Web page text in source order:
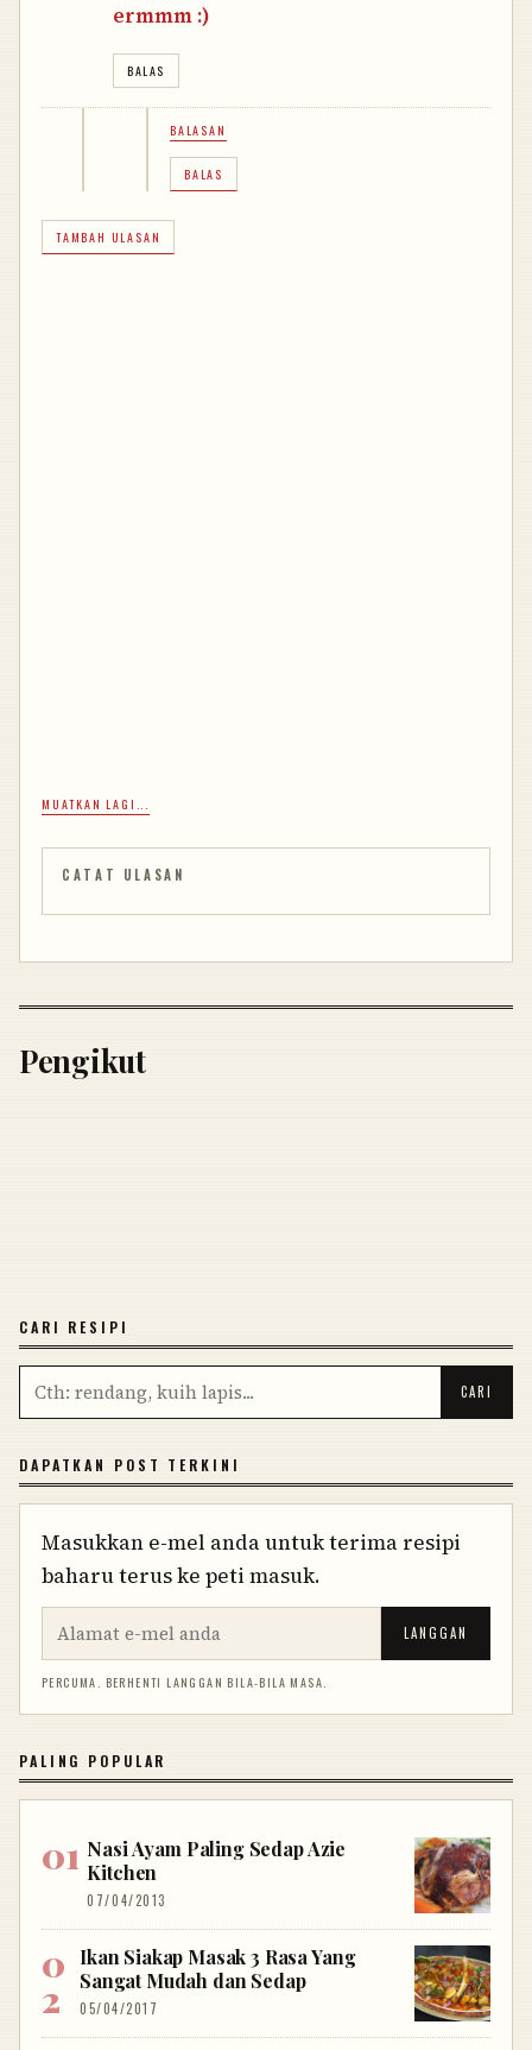
ermmm :)
BALAS
BALASAN
BALAS
TAMBAH ULASAN
MUATKAN LAGI...
CATAT ULASAN
Pengikut
CARI RESIPI
DAPATKAN POST TERKINI
Masukkan e-mel anda untuk terima resipi
baharu terus ke peti masuk.
LANGGAN
PERCUMA. BERHENTI LANGGAN BILA-BILA MASA.
PALING POPULAR
Nasi Ayam Paling Sedap Azie
Kitchen
07/04/2013
Ikan Siakap Masak 3 Rasa Yang
Sangat Mudah dan Sedap
05/04/2017